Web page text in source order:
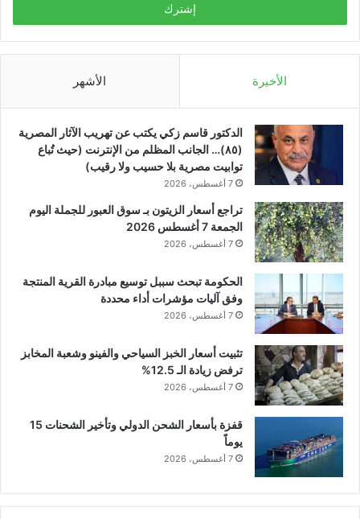
الأخيرة الأشهر
الدكتور قاسم زكي يكتب عن تهريب الآثار المصرية
(٨٥)… الجانب المظلم من الإنترنت (حيث تُباع
توابيت مصرية بلا حسيب ولا رقيب)
7 أغسطس، 2026
تراجع أسعار الزيتون بـ سوق العبور للجملة اليوم
الجمعة 7 أغسطس 2026
7 أغسطس، 2026
الحكومة تبحث سببل توسيع مبادرة القرية المنتجة
وفق آليات مؤشرات أداء محددة
7 أغسطس، 2026
تثبيت أسعار الخبز السياحي والفينو وشعبة المخابز
ترفض زيادة الـ 12.5%
7 أغسطس، 2026
قفزة بأسعار الشحن الدولي وتأخير الشحنات 15
يوماً
7 أغسطس، 2026